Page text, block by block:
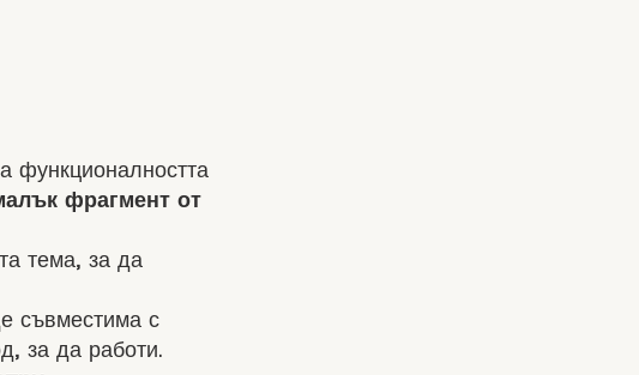
функционалността
фрагмент от
тема, за да
съвместима с
за да работи.